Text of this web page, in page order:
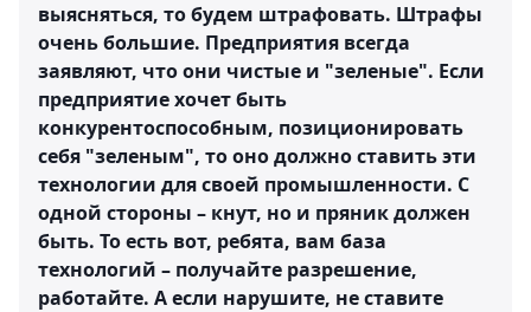
выясняться, то будем штрафовать. Штрафы
очень большие. Предприятия всегда
заявляют, что они чистые и "зеленые". Если
предприятие хочет быть
конкурентоспособным, позиционировать
себя "зеленым", то оно должно ставить эти
технологии для своей промышленности. С
одной стороны – кнут, но и пряник должен
быть. То есть вот, ребята, вам база
технологий – получайте разрешение,
работайте. А если нарушите, не ставите